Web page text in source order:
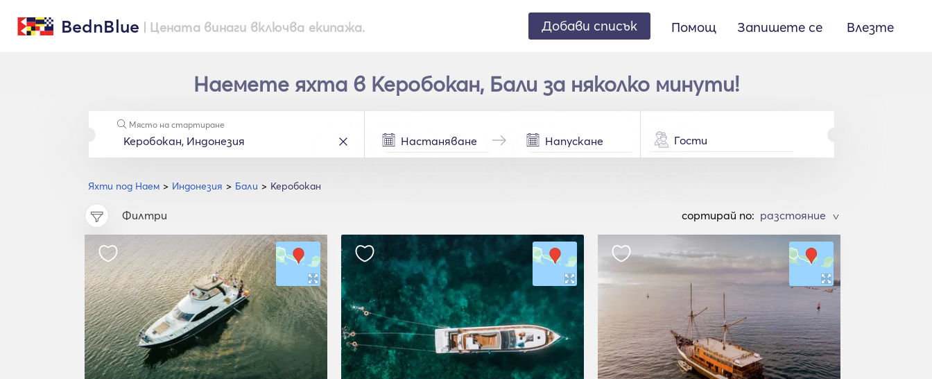
BednBlue | Цената винаги включва екипажа. Добави списък Помощ Запишете се Влезте
Наемете яхта в Керобокан, Бали за няколко минути!
Яхти под Наем Индонезия Бали Керобокан
Място на стартиране
Гости
Филтри cортирай по: >